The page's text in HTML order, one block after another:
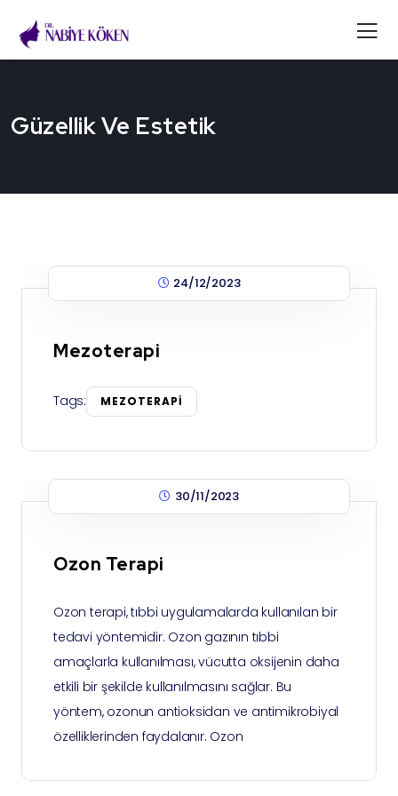
Güzellik Ve Estetik
24/12/2023
Mezoterapi
Tags: MEZOTERAPI
30/11/2023
Ozon Terapi
Ozon terapi, tıbbi uygulamalarda kullanılan bir
tedavi yöntemidir. Ozon gazının tıbbi
amaçlarla kullanılması, vücutta oksijenin daha
etkili bir şekilde kullanılmasını sağlar. Bu
yöntem, ozonun antioksidan ve antimikrobiyal
özelliklerinden faydalanır. Ozon